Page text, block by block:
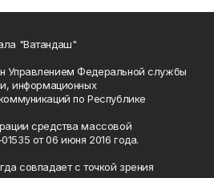
"Ватандаш"
Управлением Федеральной службы
информационных
по Республике
средства массовой
от 06 июня 2016 года.
совпадает с точкой зрения